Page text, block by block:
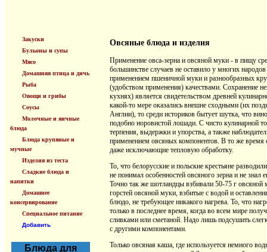
Закуски
Бульоны и супы
Мясо
Домашняя птица и дичь
Рыба
Овощи и грибы
Соусы
Молочные и яичные
блюда
Блюда крупяные и
мучные
Изделия из теста
Сладкие блюда и
напитки
Домашнее
консервирование
Специальное питание
Добавить
Блюда для
Овсяные блюда и изделия
Применение овса-зерна и овсяной муки - в пищу
большинстве случаев не оставило у многих
применением пшеничной муки и разнообразных
(удобством применения) качествами. Сохранение
кухнях) является свидетельством древней
какой-то мере оказались внешне сходными (их
Англии), то среди историков бытует шутка, что
подобно норовистой лошади. С чисто кулинарной
терпения, выдержки и упорства, а также
применением овсяных компонентов. В то же время
даже исключающие тепловую обработку.
То, что белорусские и польские крестьяне
не понимал особенностей овсяного зерна и не
Точно так же шотландцы взбивали 50-75 г овсяной
горстей овсяной муки, взбитые с водой и
блюдо, не требующее никакого нагрева. То, что
только в последнее время, когда во всем мире
сливками или сметаной. Надо лишь подсушить
с другими компонентами.
Только овсяная каша, где используется немного